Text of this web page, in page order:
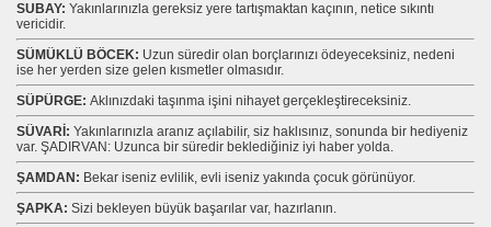
SUBAY: Yakınlarınızla gereksiz yere tartışmaktan kaçının, netice sıkıntı
vericidir.
SÜMÜKLÜ BÖCEK: Uzun süredir olan borçlarınızı ödeyeceksiniz, nedeni
ise her yerden size gelen kısmetler olmasıdır.
SÜPÜRGE: Aklınızdaki taşınma işini nihayet gerçekleştireceksiniz.
SÜVARİ: Yakınlarınızla aranız açılabilir, siz haklısınız, sonunda bir hediyeniz
var. ŞADIRVAN: Uzunca bir süredir beklediğiniz iyi haber yolda.
ŞAMDAN: Bekar iseniz evlilik, evli iseniz yakında çocuk görünüyor.
ŞAPKA: Sizi bekleyen büyük başarılar var, hazırlanın.